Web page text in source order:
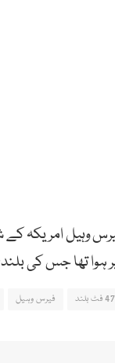
وہیل امریکہ
بلند فیرس وہیل